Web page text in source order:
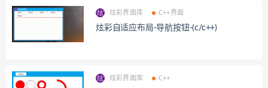
炫彩界面库 C++界面
炫彩自适应布局-导航按钮-(c/c++)
炫彩界面库 C++